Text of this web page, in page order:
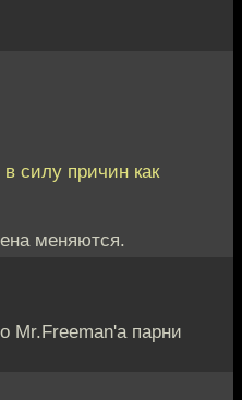
силу причин как
меняются.
Mr.Freeman'a парни